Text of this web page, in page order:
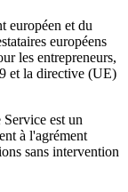
européen et du
européens
les entrepreneurs,
et la directive (UE)
est un
à l'agrément
sans intervention